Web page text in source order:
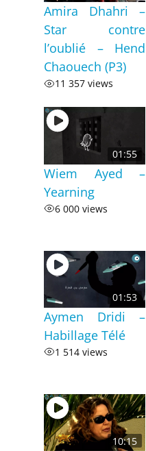
Amira Dhahri –
Star contre
l’oublié – Hend
Chaouech (P3)
11 357 views
01:55
Wiem Ayed –
Yearning
6 000 views
01:53
Aymen Dridi –
Habillage Télé
1 514 views
10:15